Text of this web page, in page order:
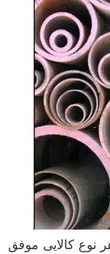
نوع کالایی موفق